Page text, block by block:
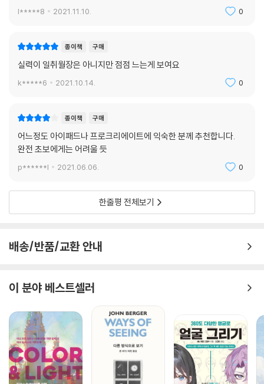
l*****8 2021.11.10. 0
종이책 구매
실력이 일취월장은 아니지만 점점 느는게 보여요
k*****6 2021.10.14. 0
종이책 구매
어느정도 아이패드나 프로크리에이트에 익숙한 분께 추천합니다.
완전 초보에게는 어려울 듯
p******l 2021.06.06. 0
한줄평 전체보기
배송/반품/교환 안내
이 분야 베스트셀러